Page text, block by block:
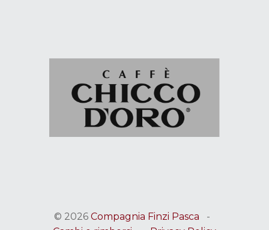
© 2026 Compagnia Finzi Pasca -